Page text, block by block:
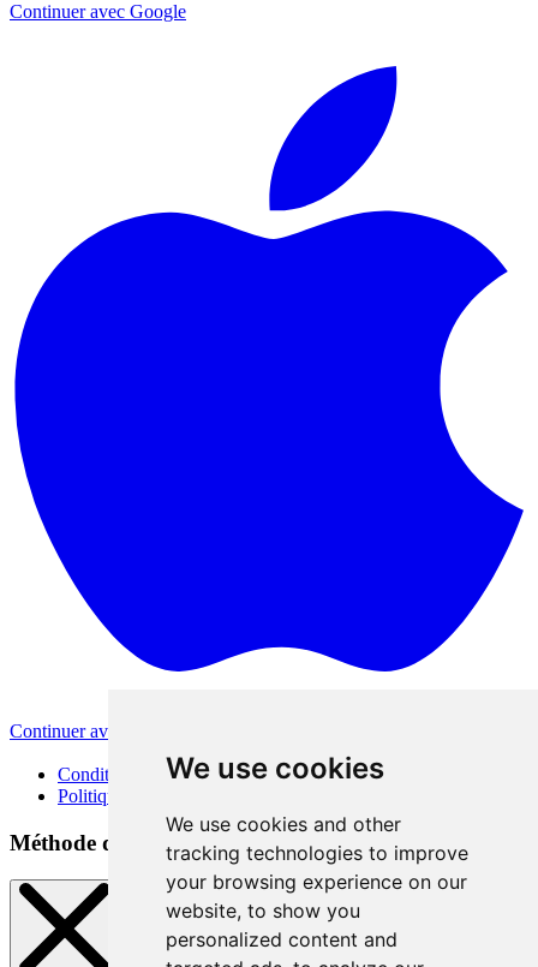
We use cookies
We use cookies and other
tracking technologies to improve
your browsing experience on our
website, to show you
personalized content and
Continuer avec Google
Continuer avec Apple
Conditions d'utilisation
Politique de confidentialité
Méthode de connexion